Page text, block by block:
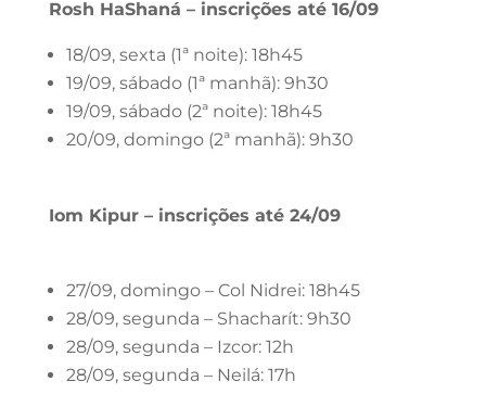
Rosh HaShaná – inscrições até 16/09
18/09, sexta (1ª noite): 18h45
19/09, sábado (1ª manhã): 9h30
19/09, sábado (2ª noite): 18h45
20/09, domingo (2ª manhã): 9h30
Iom Kipur – inscrições até 24/09
27/09, domingo – Col Nidrei: 18h45
28/09, segunda – Shacharít: 9h30
28/09, segunda – Izcor: 12h
28/09, segunda – Neilá: 17h